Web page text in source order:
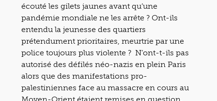
écouté les gilets jaunes avant qu’une
pandémie mondiale ne les arrête ? Ont-ils
entendu la jeunesse des quartiers
prétendument prioritaires, meurtrie par une
police toujours plus violente ? N’ont-t-ils pas
autorisé des défilés néo-nazis en plein Paris
alors que des manifestations pro-
palestiniennes face au massacre en cours au
Moyen-Orient étaient remises en question,